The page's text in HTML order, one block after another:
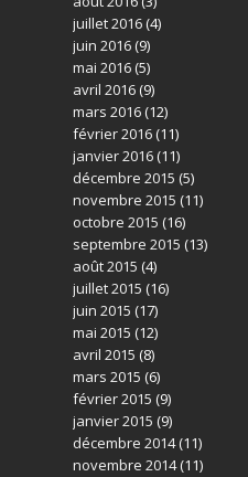
juillet 2016(4)
juin 2016(9)
mai 2016(5)
avril 2016(9)
mars 2016(12)
février 2016(11)
janvier 2016(11)
décembre 2015 (5)
novembre 2015 (11)
octobre 2015 (16)
septembre 2015 (13)
août 2015 (4)
juillet 2015 (16)
juin 2015 (17)
mai 2015 (12)
avril 2015 (8)
mars 2015 (6)
février 2015 (9)
janvier 2015 (9)
décembre 2014(11)
novembre 2014(11)